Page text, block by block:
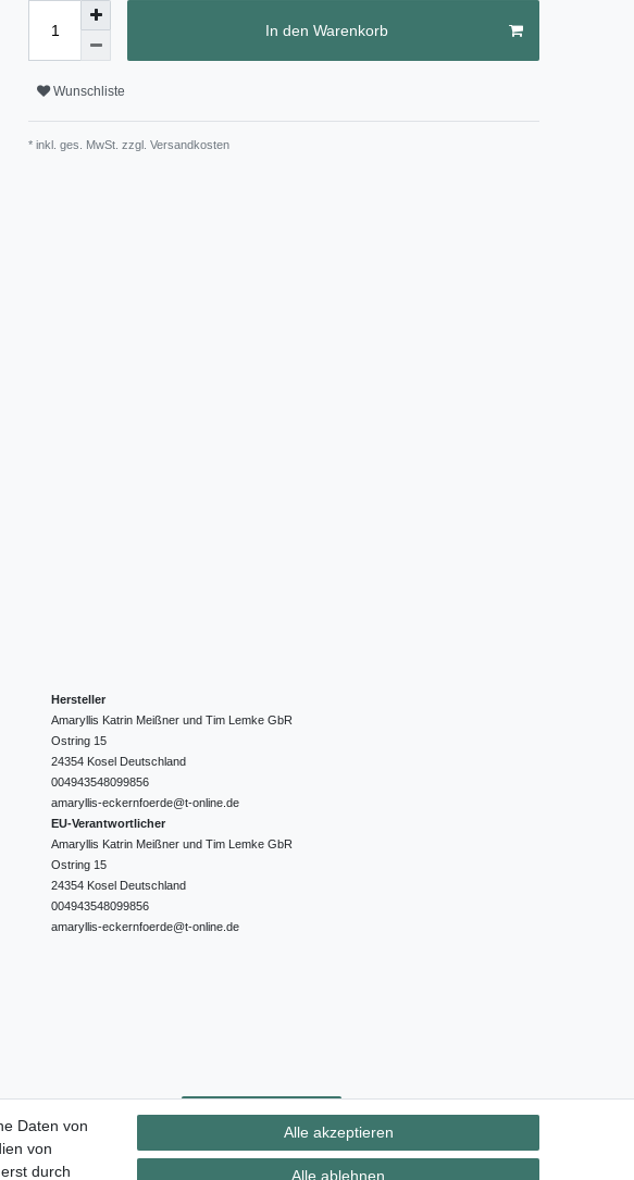
In den Warenkorb
Wunschliste
* inkl. ges. MwSt. zzgl. Versandkosten
Hersteller
Amaryllis Katrin Meißner und Tim Lemke GbR
Ostring 15
24354 Kosel Deutschland
004943548099856
amaryllis-eckernfoerde@t-online.de
EU-Verantwortlicher
Amaryllis Katrin Meißner und Tim Lemke GbR
Ostring 15
24354 Kosel Deutschland
004943548099856
amaryllis-eckernfoerde@t-online.de
Widerrufs­recht Vertrag widerrufen Kontakt
Daten von
von
durch
Alle akzeptieren
Alle ablehnen